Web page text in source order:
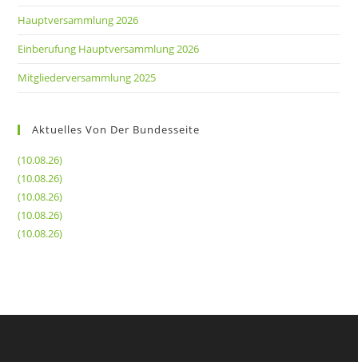
Hauptversammlung 2026
Einberufung Hauptversammlung 2026
Mitgliederversammlung 2025
Aktuelles Von Der Bundesseite
(10.08.26)
(10.08.26)
(10.08.26)
(10.08.26)
(10.08.26)